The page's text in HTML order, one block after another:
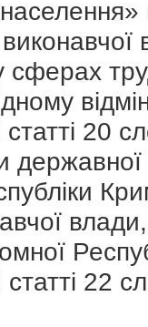
сферах
20
22